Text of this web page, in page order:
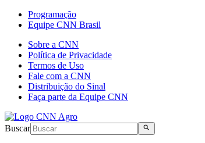
Programação
Equipe CNN Brasil
Sobre a CNN
Política de Privacidade
Termos de Uso
Fale com a CNN
Distribuição do Sinal
Faça parte da Equipe CNN
Buscar